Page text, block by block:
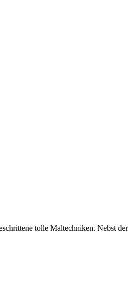
tolle Maltechniken. Nebst der